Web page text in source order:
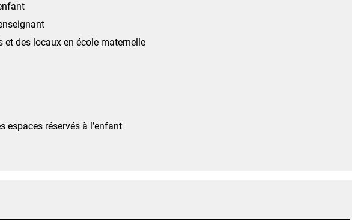
et des locaux en école maternelle
espaces réservés à l’enfant